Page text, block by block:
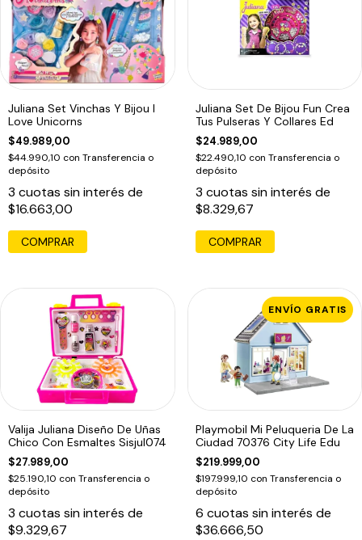
Juliana Set Vinchas Y Bijou I
Love Unicorns
$49.989,00
$44.990,10 con Transferencia o
depósito
3 cuotas sin interés de
$16.663,00
Juliana Set De Bijou Fun Crea
Tus Pulseras Y Collares Ed
$24.989,00
$22.490,10 con Transferencia o
depósito
3 cuotas sin interés de
$8.329,67
Valija Juliana Diseño De Uñas
Chico Con Esmaltes Sisjul074
$27.989,00
$25.190,10 con Transferencia o
depósito
3 cuotas sin interés de
$9.329,67
ENVÍO GRATIS
Playmobil Mi Peluqueria De La
Ciudad 70376 City Life Edu
$219.999,00
$197.999,10 con Transferencia o
depósito
6 cuotas sin interés de
$36.666,50